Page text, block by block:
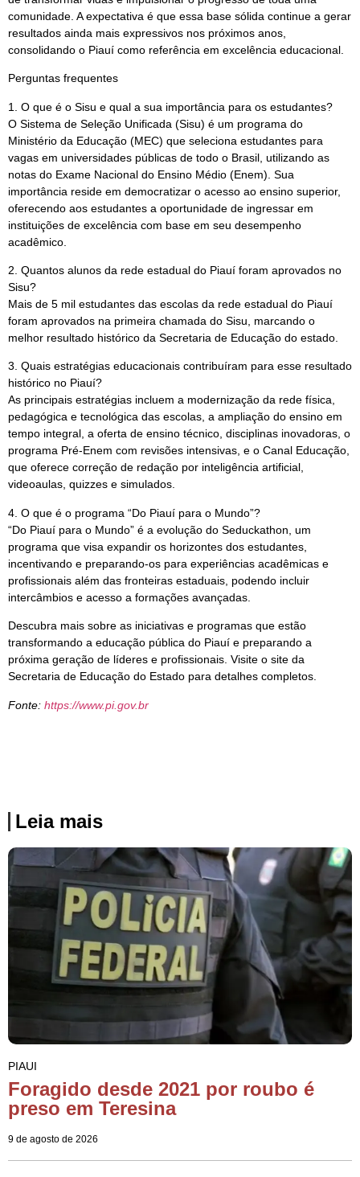
comunidade. A expectativa é que essa base sólida continue a gerar
resultados ainda mais expressivos nos próximos anos,
consolidando o Piauí como referência em excelência educacional.
Perguntas frequentes
1. O que é o Sisu e qual a sua importância para os estudantes?
O Sistema de Seleção Unificada (Sisu) é um programa do
Ministério da Educação (MEC) que seleciona estudantes para
vagas em universidades públicas de todo o Brasil, utilizando as
notas do Exame Nacional do Ensino Médio (Enem). Sua
importância reside em democratizar o acesso ao ensino superior,
oferecendo aos estudantes a oportunidade de ingressar em
instituições de excelência com base em seu desempenho
acadêmico.
2. Quantos alunos da rede estadual do Piauí foram aprovados no
Sisu?
Mais de 5 mil estudantes das escolas da rede estadual do Piauí
foram aprovados na primeira chamada do Sisu, marcando o
melhor resultado histórico da Secretaria de Educação do estado.
3. Quais estratégias educacionais contribuíram para esse resultado
histórico no Piauí?
As principais estratégias incluem a modernização da rede física,
pedagógica e tecnológica das escolas, a ampliação do ensino em
tempo integral, a oferta de ensino técnico, disciplinas inovadoras, o
programa Pré-Enem com revisões intensivas, e o Canal Educação,
que oferece correção de redação por inteligência artificial,
videoaulas, quizzes e simulados.
4. O que é o programa “Do Piauí para o Mundo”?
“Do Piauí para o Mundo” é a evolução do Seduckathon, um
programa que visa expandir os horizontes dos estudantes,
incentivando e preparando-os para experiências acadêmicas e
profissionais além das fronteiras estaduais, podendo incluir
intercâmbios e acesso a formações avançadas.
Descubra mais sobre as iniciativas e programas que estão
transformando a educação pública do Piauí e preparando a
próxima geração de líderes e profissionais. Visite o site da
Secretaria de Educação do Estado para detalhes completos.
Fonte: https://www.pi.gov.br
Leia mais
PIAUI
Foragido desde 2021 por roubo é
preso em Teresina
9 de agosto de 2026